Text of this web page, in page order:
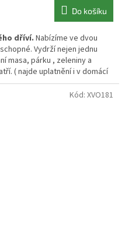
Do košíku
dříví. Nabízíme ve dvou
Vydrží nejen jednu
masa, párku , zeleniny a
( najde uplatnění i v domácí
Kód: XVO181